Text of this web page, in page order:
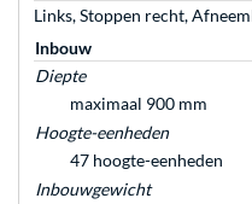
Links, Stoppen recht,
Inbouw
Diepte
maximaal 900 mm
Hoogte-eenheden
47 hoogte-eenheden
Inbouwgewicht